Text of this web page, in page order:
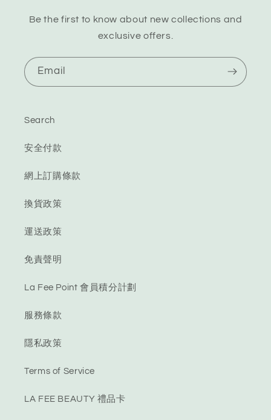
Be the first to know about new collections and
exclusive offers.
Email
Search
安全付款
網上訂購條款
換貨政策
運送政策
免責聲明
La Fee Point 會員積分計劃
服務條款
隱私政策
Terms of Service
LA FEE BEAUTY 禮品卡